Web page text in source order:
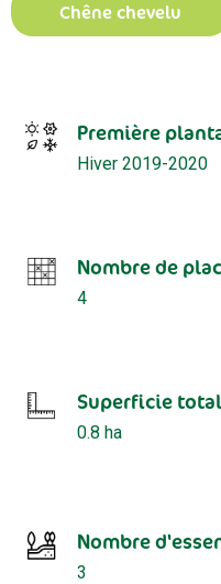
Chêne chevelu
Première
Hiver 2019-2020
Nombre de
4
Superficie
0.8 ha
Nombre
3